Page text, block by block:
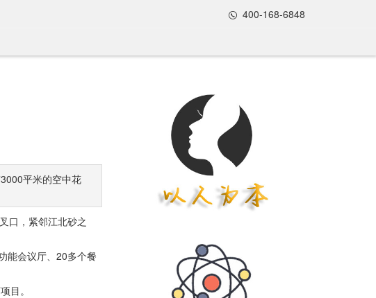
400-168-6848
平米的空中花
口，紧邻江北砂之
能会议厅、20多个餐
目。